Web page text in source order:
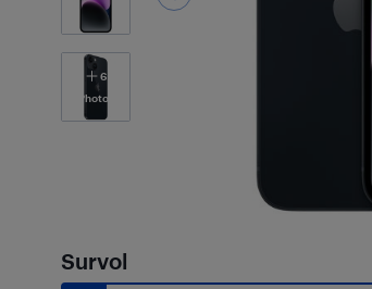
6
Photos
Survol